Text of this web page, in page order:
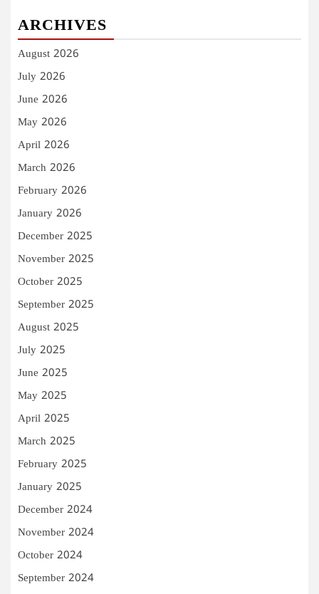
ARCHIVES
August 2026
July 2026
June 2026
May 2026
April 2026
March 2026
February 2026
January 2026
December 2025
November 2025
October 2025
September 2025
August 2025
July 2025
June 2025
May 2025
April 2025
March 2025
February 2025
January 2025
December 2024
November 2024
October 2024
September 2024